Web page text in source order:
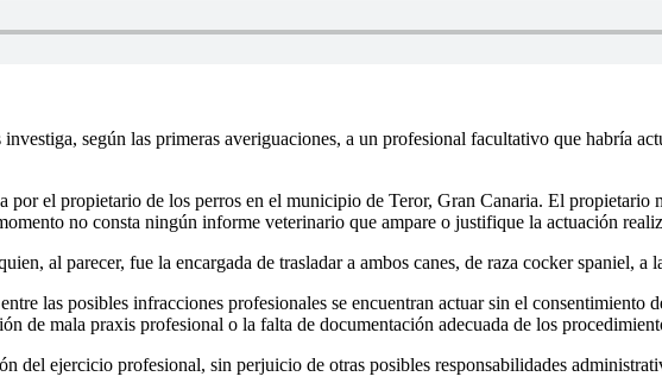
según las primeras averiguaciones, a un profesional facultativo que habría
por el propietario de los perros en el municipio de Teror, Gran Canaria. El propietario
no consta ningún informe veterinario que ampare o justifique la actuación
al parecer, fue la encargada de trasladar a ambos canes, de raza cocker spaniel,
las posibles infracciones profesionales se encuentran actuar sin el consentimiento
de mala praxis profesional o la falta de documentación adecuada de los
del ejercicio profesional, sin perjuicio de otras posibles responsabilidades